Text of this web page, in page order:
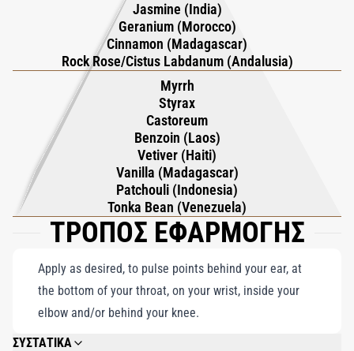
μπουμπουκιών γαρυφάλλου. Στην καρδιά του αρώματος
κυριαρχεί ένα πλούσιο ανθικό μπουκέτο από απόλυτο γιασεμί
και γεράνι, ενισχυμένο με την εξωτική ζεστασιά του λάβδανου
και του φλοιού κανέλας. Η βάση αποκαλύπτει μια βαθιά
αισθησιακή συμφωνία από στύρακα, βενζόη, μύρο και πατσουλί,
ισορροπημένα με κρεμώδη βανίλια, σπόρους τόνκα και τη
ζωώδη γοητεία του καστορέου. Εμπλουτισμένο με τη γήινη
κομψότητα του βετιβέρ, αυτό το 36% Pure Perfume Extrait
προσφέρει ένα περίτεχνο και αρμονικά ισορροπημένο μείγμα
εκλεκτών συστατικών. Το Puredistance GOLD είναι ένας
φωτεινός φόρος τιμής στη διαχρονική φινέτσα, σχεδιασμένος
και της αρμονικής ομορφιάς.
Jasmine (India)
Geranium (Morocco)
Cinnamon (Madagascar)
Rock Rose/Cistus Labdanum (Andalusia)
Myrrh
Styrax
Castoreum
Benzoin (Laos)
Vetiver (Haiti)
Vanilla (Madagascar)
Patchouli (Indonesia)
Tonka Bean (Venezuela)
ΤΡΟΠΟΣ ΕΦΑΡΜΟΓΗΣ
Apply as desired, to pulse points behind your ear, at
the bottom of your throat, on your wrist, inside your
elbow and/or behind your knee.
ΣΥΣΤΑΤΙΚΑ